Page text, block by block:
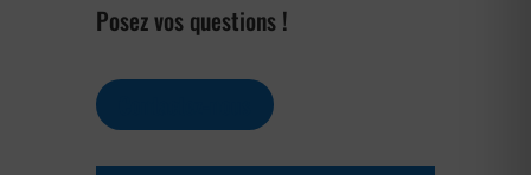
Posez vos questions !